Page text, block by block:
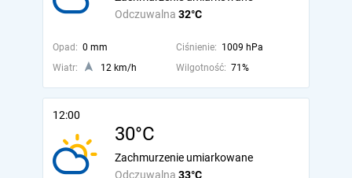
Odczuwalna 32°C
Opad: 0 mm Ciśnienie: 1009 hPa
Wiatr:
12 km/h Wilgotność: 71%
12:00
30°C
Odczuwalna 33°C
Zachmurzenie umiarkowane